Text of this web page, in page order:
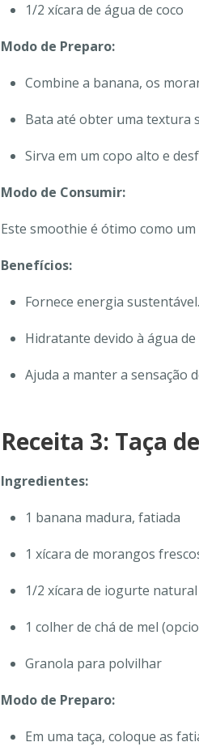
1/2 xícara de água de coco
Modo de Preparo:
Combine a banana, os
Bata até obter uma textura
Sirva em um copo alto e
Modo de Consumir:
Este smoothie é ótimo como
Benefícios:
Fornece energia sustentável.
Hidratante devido à água de
Ajuda a manter a sensação
Receita 3: Taça
Ingredientes:
1 banana madura, fatiada
1 xícara de morangos
1/2 xícara de iogurte natural
1 colher de chá de mel
Granola para polvilhar
Modo de Preparo:
Em uma taça, coloque as